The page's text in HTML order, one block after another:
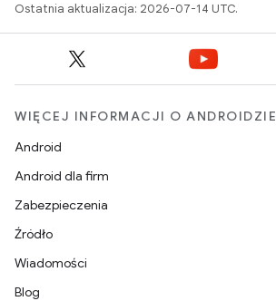
Ostatnia aktualizacja: 2026-07-14 UTC.
WIĘCEJ INFORMACJI O ANDROIDZIE
Android
Android dla firm
Zabezpieczenia
Źródło
Wiadomości
Blog